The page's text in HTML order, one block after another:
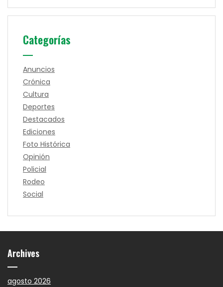
Categorías
Anuncios
Crónica
Cultura
Deportes
Destacados
Ediciones
Foto Histórica
Opinión
Policial
Rodeo
Social
Archives
agosto 2026